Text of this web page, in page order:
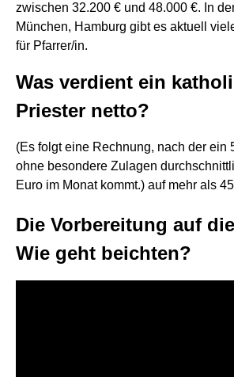
zwischen 32.200 € und 48.000 €. In
München, Hamburg gibt es aktuell
für Pfarrer/in.
Was verdient ein
Priester netto?
(Es folgt eine Rechnung, nach der ein
ohne besondere Zulagen
Euro im Monat kommt.) auf mehr als
Die Vorbereitung auf
Wie geht beichten?